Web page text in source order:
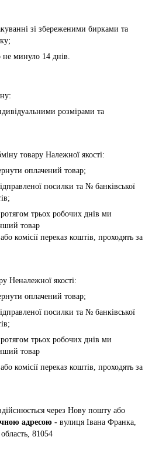
зі збереженими бирками та
не минуло 14 днів.
розмірами та
товару Належної якості:
оплачений товар;
посилки та № банківської
трьох робочих днів ми
товар
комісії переказ коштів, проходять за
Неналежної якості:
оплачений товар;
посилки та № банківської
трьох робочих днів ми
товар
комісії переказ коштів, проходять за
через Нову пошту або
адресою - вулиця Івана Франка,
81054